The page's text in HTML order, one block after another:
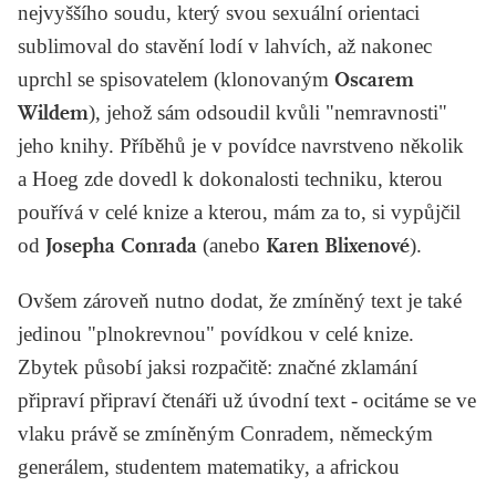
nejvyššího soudu, který svou sexuální orientaci
sublimoval do stavění lodí v lahvích, až nakonec
uprchl se spisovatelem (klonovaným Oscarem
Wildem), jehož sám odsoudil kvůli "nemravnosti"
jeho knihy. Příběhů je v povídce navrstveno několik
a Hoeg zde dovedl k dokonalosti techniku, kterou
pouřívá v celé knize a kterou, mám za to, si vypůjčil
od Josepha Conrada (anebo Karen Blixenové).
Ovšem zároveň nutno dodat, že zmíněný text je také
jedinou "plnokrevnou" povídkou v celé knize.
Zbytek působí jaksi rozpačitě: značné zklamání
připraví připraví čtenáři už úvodní text - ocitáme se ve
vlaku právě se zmíněným Conradem, německým
generálem, studentem matematiky, a africkou